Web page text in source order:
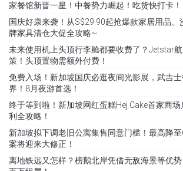
家餐馆新晋一星！中餐势力崛起！吃货快打卡！
国庆好康来袭！从S$29.90起抢爆款家居用品、
牌家具清仓大促全攻略~
未来使用机上头顶行李舱都要收费了？Jetstar
策！头顶置物需额外付费！
免费入场！新加坡国庆必逛夜间光影展，武吉
界！8月夜游首选！
终于等到啦！新加坡网红蛋糕Hej Cake首家商
利全攻略！
新加坡拟下调老旧公寓集售同意门槛！最高降
案将迎来大修正！
离地铁远又怎样？榜鹅北岸凭借无敌海景等优